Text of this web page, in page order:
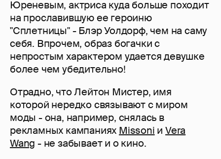
Юреневым, актриса куда больше походит
на прославившую ее героиню
"Сплетницы" - Блэр Уолдорф, чем на саму
себя. Впрочем, образ богачки с
непростым характером удается девушке
более чем убедительно!
Отрадно, что Лейтон Мистер, имя
которой нередко связывают с миром
моды - она, например, снялась в
рекламных кампаниях Missoni иVera
Wang - не забывает и о кино.